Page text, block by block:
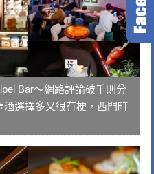
Bar～網路評論破千則分
選擇多又很有梗，西門町